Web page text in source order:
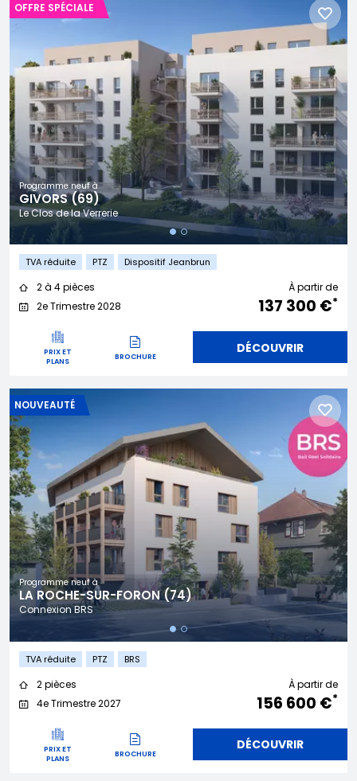
Programme neuf à
GIVORS (69)
Le Clos de la Verrerie
OFFRE SPÉCIALE
TVA réduite PTZ Dispositif Jeanbrun
2 à 4 pièces
2e Trimestre 2028
À partir de
137 300 €*
PRIX ET
PLANS
BROCHURE
DÉCOUVRIR
Programme neuf à
LA ROCHE-SUR-FORON (74)
Connexion BRS
NOUVEAUTÉ
TVA réduite PTZ BRS
2 pièces
4e Trimestre 2027
À partir de
156 600 €*
PRIX ET
PLANS
BROCHURE
DÉCOUVRIR